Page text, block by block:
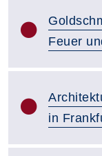
Feuer
in